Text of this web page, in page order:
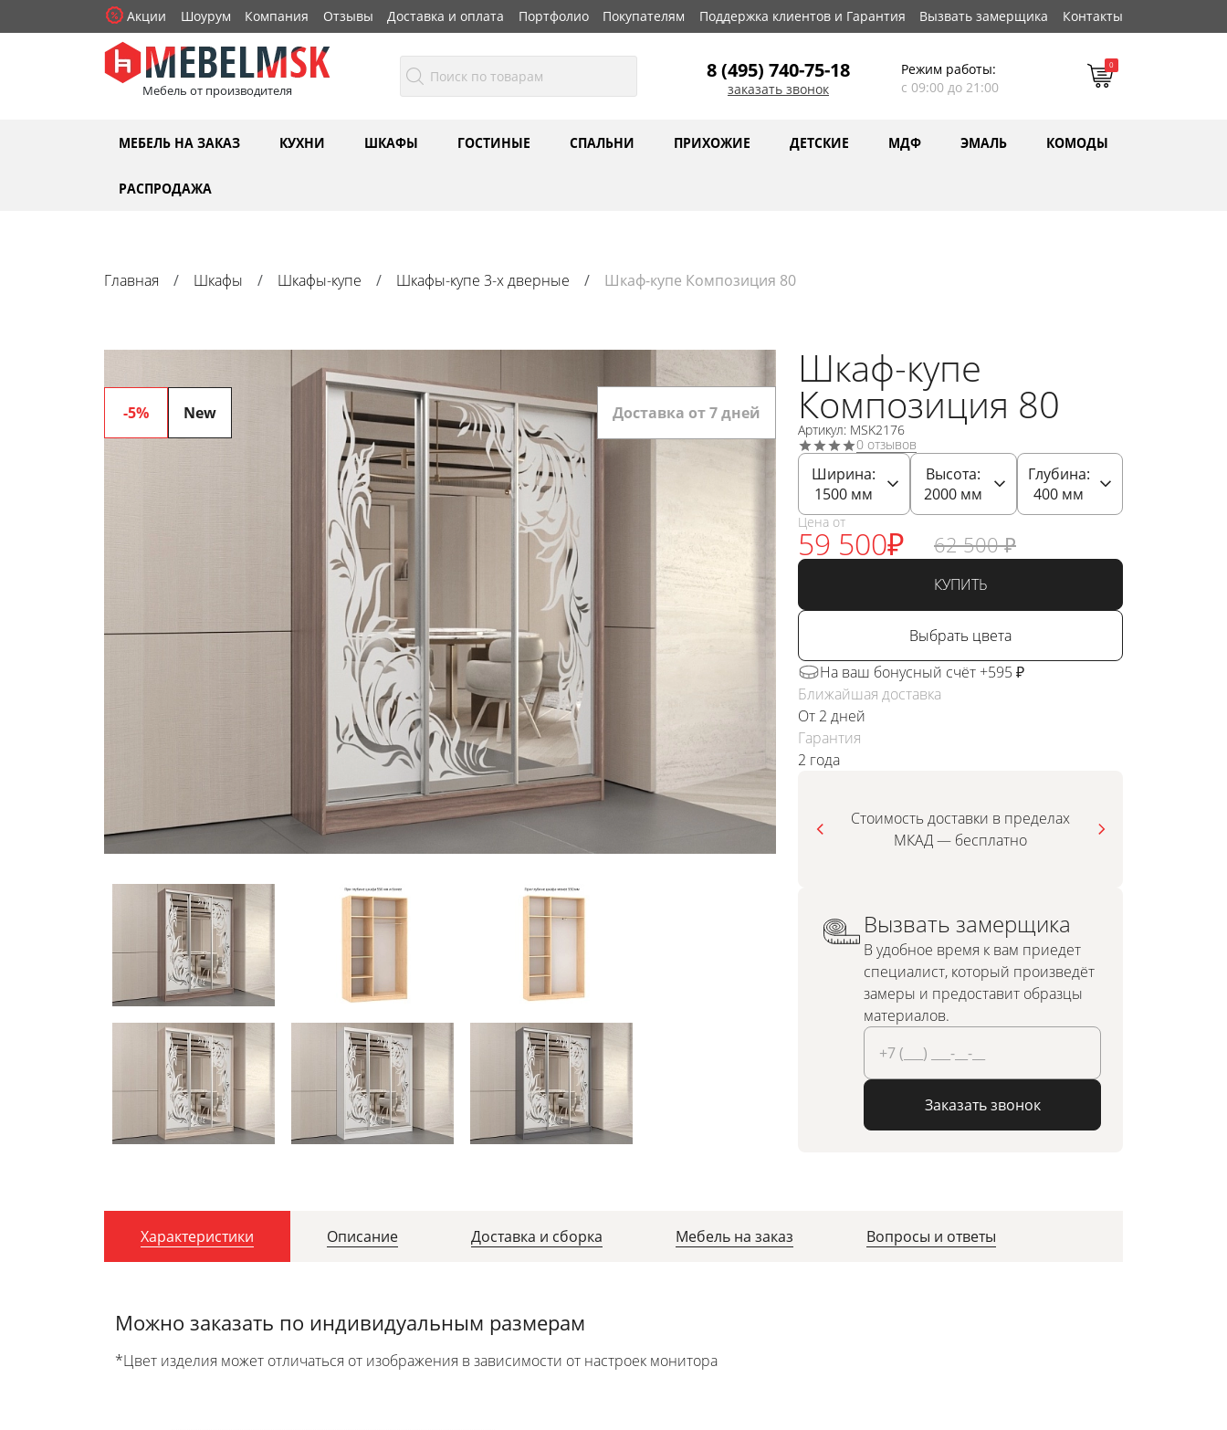
Акции Шоурум Компания Отзывы Доставка и оплата Портфолио Покупателям Поддержка клиентов и Гарантия Вызвать замерщика Контакты
Мебель от производителя
8 (495) 740-75-18
заказать звонок
Режим работы:
с 09:00 до 21:00
0
МЕБЕЛЬ НА ЗАКАЗ КУХНИ ШКАФЫ ГОСТИНЫЕ СПАЛЬНИ ПРИХОЖИЕ ДЕТСКИЕ МДФ ЭМАЛЬ КОМОДЫ
РАСПРОДАЖА
Главная Шкафы Шкафы-купе Шкафы-купе 3-х дверные Шкаф-купе Композиция 80
-5% New Доставка от 7 дней
Шкаф-купе
Композиция 80
Артикул: MSK2176
0 отзывов
Ширина:
1500мм
Высота:
2000мм
Глубина:
400 мм
Цена от
59 500₽ 62 500 ₽
КУПИТЬ
Выбрать цвета
На ваш бонусный счёт +595 ₽
Ближайшая доставка
От 2 дней
Гарантия
2 года
Стоимость доставки в пределах
МКАД — бесплатно
Вызвать замерщика
В удобное время к вам приедет
специалист, который произведёт
замеры и предоставит образцы
материалов.
Заказать звонок
Характеристики Описание Доставка и сборка Мебель на заказ Вопросы и ответы
Можно заказать по индивидуальным размерам
*Цвет изделия может отличаться от изображения в зависимости от настроек монитора